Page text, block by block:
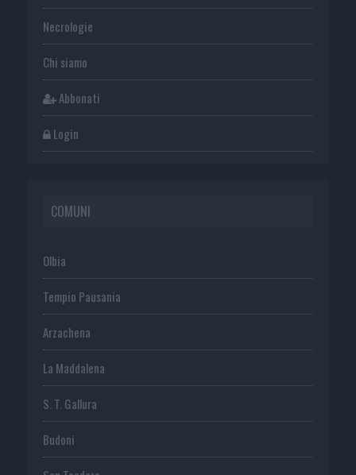
Necrologie
Chi siamo
Abbonati
Login
COMUNI
Olbia
Tempio Pausania
Arzachena
La Maddalena
S. T. Gallura
Budoni